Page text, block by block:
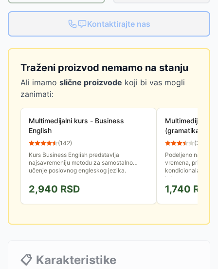
Kontaktirajte nas
Traženi proizvod nemamo na stanju
Ali imamo slične proizvode koji bi vas mogli
zanimati:
Multimedijalni kurs - Business
English
(142)
Kurs Business English predstavlja
najsavremeniju metodu za samostalno
učenje poslovnog engleskog jezika.
2,940 RSD
Multimedijalni
(gramatika
(229
Podeljeno na 28
vremena, primenu
kondicionala,
itd...
1,740 RSD
📋 Karakteristike